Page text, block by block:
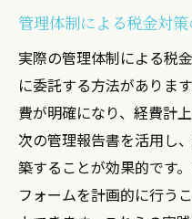
管理体制による税金対
実際の管理体制による税
に委託する方法がありま
費が明確になり、経費計
次の管理報告書を活用し
築することが効果的です
フォームを計画的に行う